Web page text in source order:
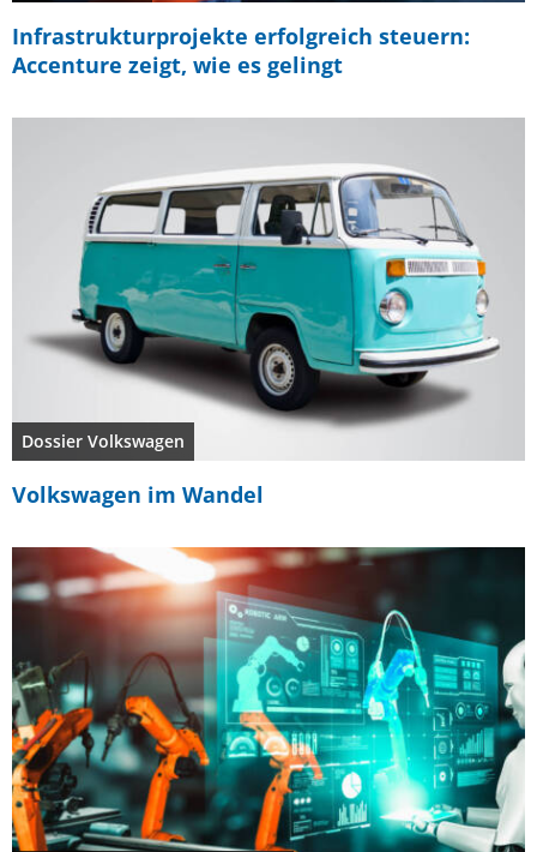
Infrastrukturprojekte erfolgreich steuern:
Accenture zeigt, wie es gelingt
Dossier Volkswagen
Volkswagen im Wandel